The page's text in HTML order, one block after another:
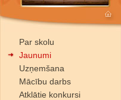
Par skolu
Jaunumi
Uzņemšana
Mācību darbs
Atklātie konkursi